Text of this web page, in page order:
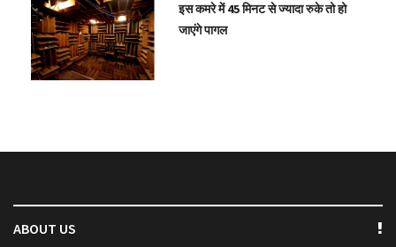
इस कमरे में 45 मिनट से ज्यादा रुके तो हो
जाएंगे पागल
ABOUT US